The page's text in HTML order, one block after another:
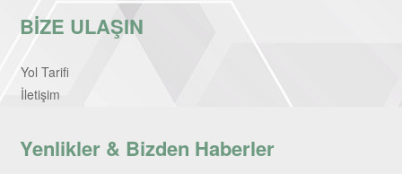
BİZE ULAŞIN
Yol Tarifi
İletişim
Yenlikler & Bizden Haberler